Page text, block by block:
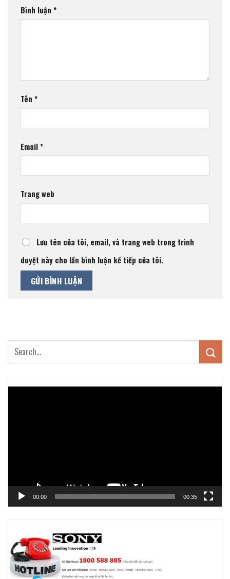
Bình luận *
Tên *
Email*
Trang web
Lưu tên của tôi, email, và trang web trong trình
duyệt này cho lần bình luận kế tiếp của tôi.
00:00 00:35